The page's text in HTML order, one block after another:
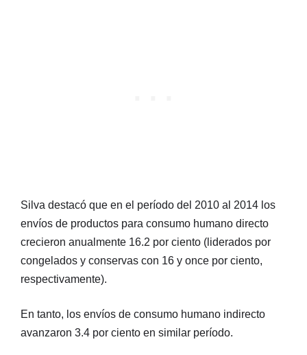
Silva destacó que en el período del 2010 al 2014 los
envíos de productos para consumo humano directo
crecieron anualmente 16.2 por ciento (liderados por
congelados y conservas con 16 y once por ciento,
respectivamente).
En tanto, los envíos de consumo humano indirecto
avanzaron 3.4 por ciento en similar período.